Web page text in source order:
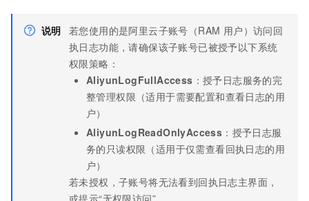
说明 若您使用的是阿里云子账号（RAM 用户）访问回
执日志功能，请确保该子账号已被授予以下系统
权限策略：
AliyunLogFullAccess ：授予日志服务的完
整管理权限（适用于需要配置和查看日志的用
户）
AliyunLogReadOnlyAccess ：授予日志服
务的只读权限（适用于仅需查看回执日志的用
户）
若未授权，子账号将无法看到回执日志主界面，